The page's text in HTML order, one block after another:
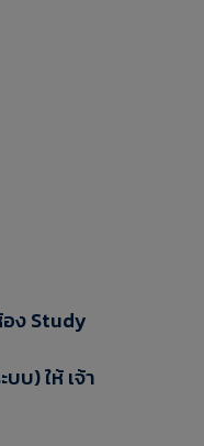
ง Study
บ) ให้ เจ้า